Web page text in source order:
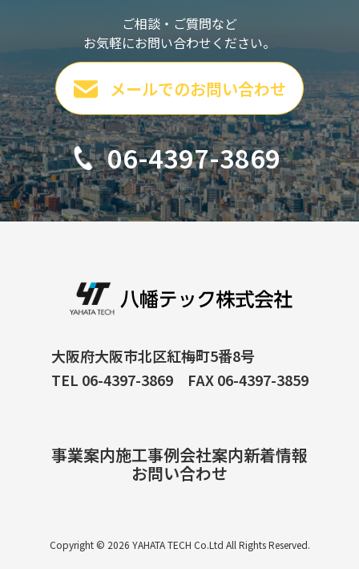
ご相談・ご質問など
お気軽にお問い合わせください。
メールでのお問い合わせ
06-4397-3869
大阪府大阪市北区紅梅町5番8号
TEL 06-4397-3869 FAX 06-4397-3859
事業案内施工事例会社案内新着情報
お問い合わせ
Copyright © 2026 YAHATA TECH Co.Ltd All Rights Reserved.